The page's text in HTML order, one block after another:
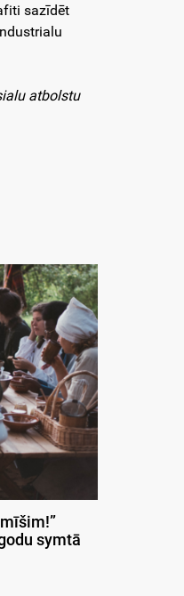
sazīdēt
atbolstu
symtā